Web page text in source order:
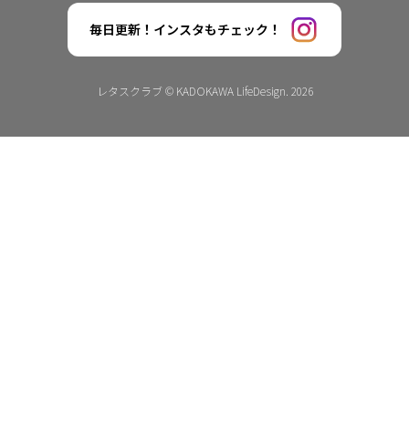
毎日更新！インスタもチェック！
レタスクラブ © KADOKAWA LifeDesign. 2026